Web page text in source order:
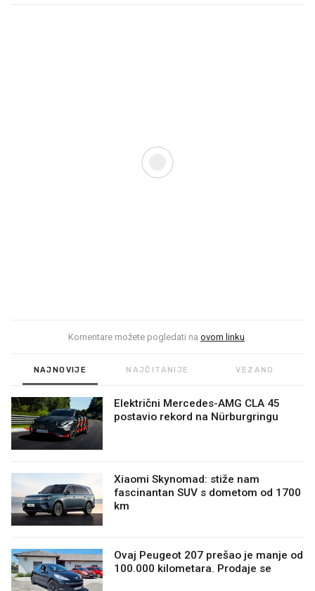
Komentare možete pogledati na ovom linku
NAJNOVIJE NAJČITANIJE VEZANO
Električni Mercedes-AMG CLA 45
postavio rekord na Nürburgringu
Xiaomi Skynomad: stiže nam
fascinantan SUV s dometom od 1700
km
Ovaj Peugeot 207 prešao je manje od
100.000 kilometara. Prodaje se